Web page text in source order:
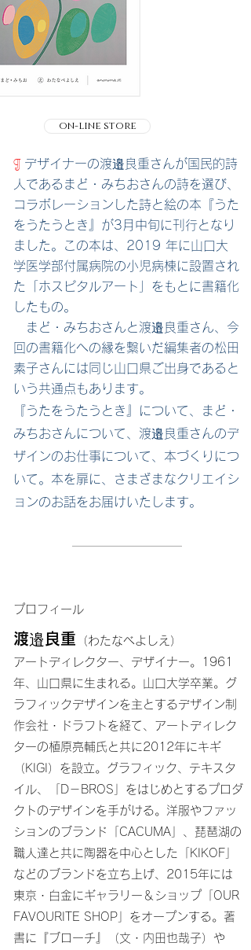
on-line store
¶ デザイナーの渡邉良重さんが国民的詩
人であるまど・みちおさんの詩を選び、
コラボレーションした詩と絵の本『うた
をうたうとき』が3月中旬に刊行となり
ました。この本は、2019 年に山口大
学医学部付属病院の小児病棟に設置され
た「ホスピタルアート」をもとに書籍化
したもの。
まど・みちおさんと渡邉良重さん、今
回の書籍化への縁を繋いだ編集者の松田
素子さんには同じ山口県ご出身であると
いう共通点もあります。
『うたをうたうとき』について、まど・
みちおさんについて、渡邉良重さんのデ
ザインのお仕事について、本づくりにつ
いて。本を扉に、さまざまなクリエイシ
ョンのお話をお届けいたします。
──────────────
プロフィール
渡邉良重 （わたなべよしえ）
アートディレクター、デザイナー。1961
年、山口県に生まれる。山口大学卒業。グ
ラフィックデザインを主とするデザイン制
作会社・ドラフトを経て、アートディレク
ターの植原亮輔氏と共に2012年にキギ
（KIGI）を設立。グラフィック、テキスタ
イル、「D－BROS」をはじめとするプロダ
クトのデザインを手がける。洋服やファッ
ションのブランド「CACUMA」、琵琶湖の
職人達と共に陶器を中心とした「KIKOF」
などのブランドを立ち上げ、2015年には
東京・白金にギャラリー＆ショップ「OUR
FAVOURITE SHOP」をオープンする。著
書に『ブローチ』（文・内田也哉子）や